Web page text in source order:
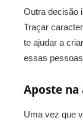
Outra decisão
Traçar
te ajudar a
essas
Aposte na
Uma vez que